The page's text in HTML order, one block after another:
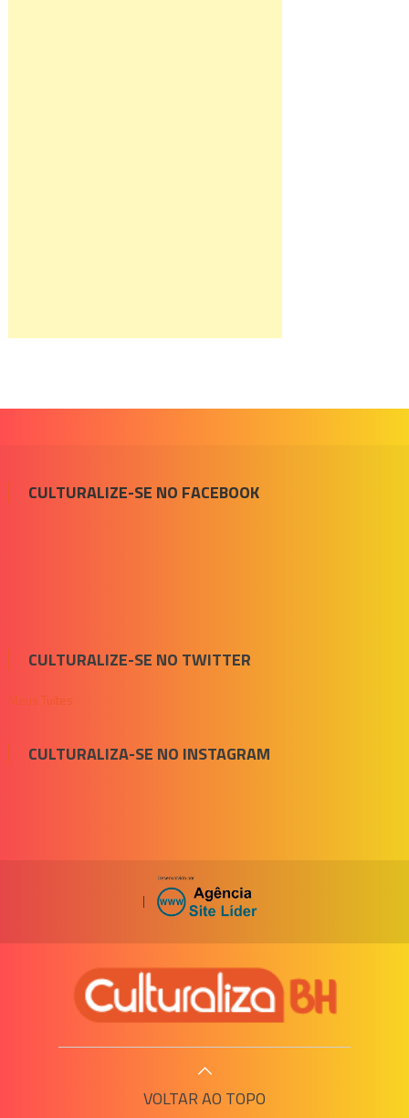
CULTURALIZE-SE NO FACEBOOK
CULTURALIZE-SE NO TWITTER
Meus Tuítes
CULTURALIZA-SE NO INSTAGRAM
|
VOLTAR AO TOPO